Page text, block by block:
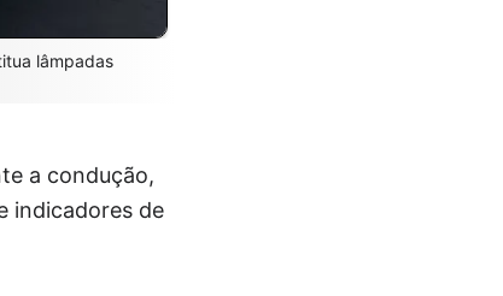
lâmpadas
a condução,
indicadores de